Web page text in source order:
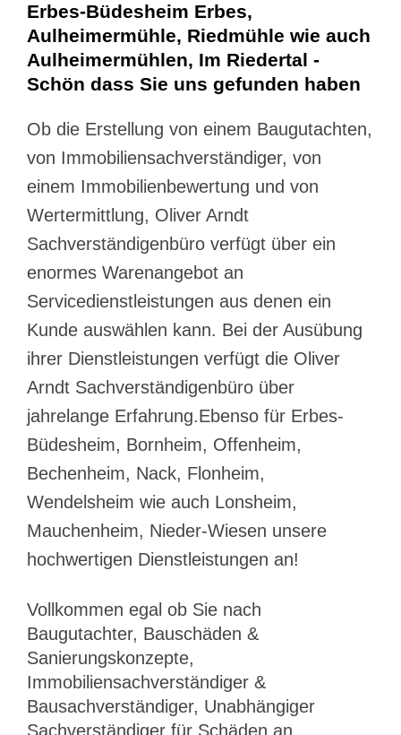
Erbes-Büdesheim Erbes,
Aulheimermühle, Riedmühle wie auch
Aulheimermühlen, Im Riedertal -
Schön dass Sie uns gefunden haben
Ob die Erstellung von einem Baugutachten,
von Immobiliensachverständiger, von
einem Immobilienbewertung und von
Wertermittlung, Oliver Arndt
Sachverständigenbüro verfügt über ein
enormes Warenangebot an
Servicedienstleistungen aus denen ein
Kunde auswählen kann. Bei der Ausübung
ihrer Dienstleistungen verfügt die Oliver
Arndt Sachverständigenbüro über
jahrelange Erfahrung.Ebenso für Erbes-
Büdesheim, Bornheim, Offenheim,
Bechenheim, Nack, Flonheim,
Wendelsheim wie auch Lonsheim,
Mauchenheim, Nieder-Wiesen unsere
hochwertigen Dienstleistungen an!
Vollkommen egal ob Sie nach
Baugutachter, Bauschäden &
Sanierungskonzepte,
Immobiliensachverständiger &
Bausachverständiger, Unabhängiger
Sachverständiger für Schäden an